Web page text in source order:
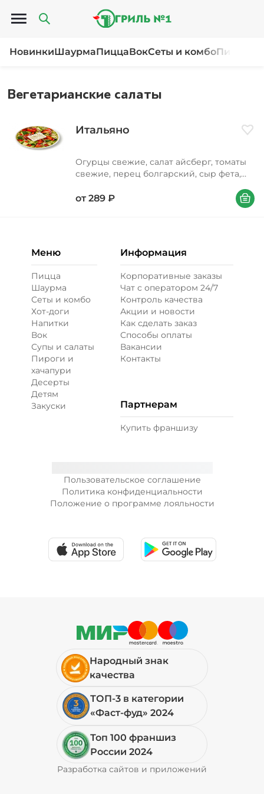
Открыть меню
НовинкиШаурмаПиццаВокСеты и комбоПироги
Вегетарианские салаты
Итальяно
Огурцы свежие, салат айсберг, томаты
свежие, перец болгарский, сыр фета,
красный, орегано
от 289 ₽ В
Пользовательское соглашение
Политика конфиденциальности
Положение о программе лояльности
Меню
Пицца
Шаурма
Сеты и комбо
Хот-доги
Напитки
Вок
Супы и салаты
Пироги и
хачапури
Десерты
Детям
Закуски
Информация
Корпоративные заказы
Чат с оператором 24/7
Контроль качества
Акции и новости
Как сделать заказ
Способы оплаты
Вакансии
Контакты
Партнерам
Купить франшизу
Народный знак
качества
ТОП-3 в категории
«Фаст-фуд» 2024
Топ 100 франшиз
России 2024
Разработка сайтов и приложений
Pyrobyte